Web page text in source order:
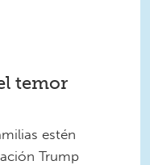
temor
estén
Trump